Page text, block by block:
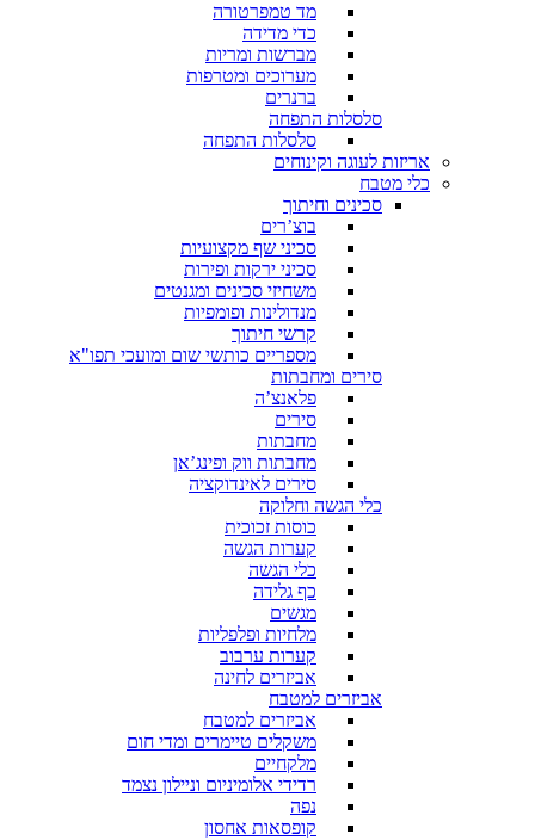
מד טמפרטורה
כדי מדידה
מברשות ומריות
מערוכים ומטרפות
ברנרים
סלסלות התפחה
סלסלות התפחה
אריזות לעוגה וקינוחים
כלי מטבח
סכינים וחיתוך
בוצ’רים
סכיני שף מקצועיות
סכיני ירקות ופירות
משחיזי סכינים ומגנטים
מנדולינות ופומפיות
קרשי חיתוך
מספריים כותשי שום ומועכי תפו"א
סירים ומחבתות
פלאנצ’ה
סירים
מחבתות
מחבתות ווק ופינג’אן
סירים לאינדוקציה
כלי הגשה וחלוקה
כוסות זכוכית
קערות הגשה
כלי הגשה
כף גלידה
מגשים
מלחיות ופלפליות
קערות ערבוב
אביזרים לחינה
אביזרים למטבח
אביזרים למטבח
משקלים טיימרים ומדי חום
מלקחיים
רדידי אלומיניום וניילון נצמד
נפה
קופסאות אחסון